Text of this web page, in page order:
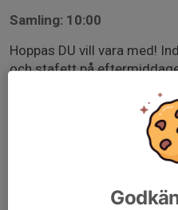
Samling: 10:00
Hoppas DU vill vara med!
och stafett på
Vid frågor kontakta Lena
eventor.orientering.se/